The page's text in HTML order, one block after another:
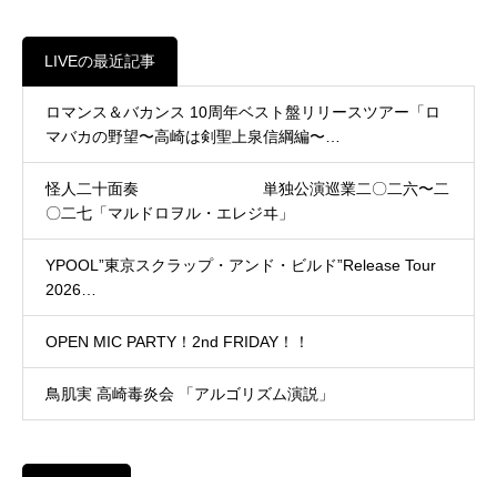
LIVEの最近記事
ロマンス＆バカンス 10周年ベスト盤リリースツアー「ロ
マバカの野望〜高崎は剣聖上泉信綱編〜…
怪人二十面奏 単独公演巡業二〇二六〜二
〇二七「マルドロヲル・エレジヰ」
YPOOL”東京スクラップ・アンド・ビルド”Release Tour
2026…
OPEN MIC PARTY！2nd FRIDAY！！
鳥肌実 高崎毒炎会 「アルゴリズム演説」